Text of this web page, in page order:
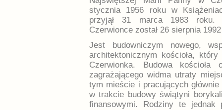
stycznia 1956 roku w
przyjął 31 marca 1983 roku.
Czerwionce został 26 sierpnia
Jest budowniczym nowego,
architektonicznym kościoła,
Czerwionka. Budowa kościoła
zagrażającego widma utraty
tym mieście i pracujących
w trakcie budowy świątyni
finansowymi. Rodziny te jednak